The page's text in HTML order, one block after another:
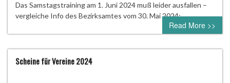
Das Samstagstraining am 1. Juni 2024 muß leider ausfallen –
vergleiche Info des Bezirksamtes vom 30. Mai 2024:
Read More >>
Scheine für Vereine 2024